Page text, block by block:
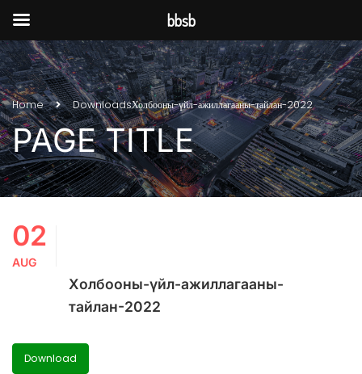
Home DownloadsХолбооны-үйл-ажиллагааны-тайлан-2022
PAGE TITLE
02
AUG
Холбооны-үйл-ажиллагааны-
тайлан-2022
Download
bbsb